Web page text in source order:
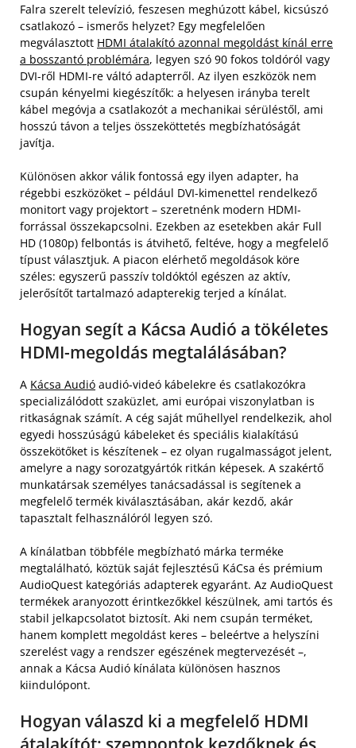
Falra szerelt televízió, feszesen meghúzott kábel, kicsúszó
csatlakozó – ismerős helyzet? Egy megfelelően
megválasztott HDMI átalakító azonnal megoldást kínál erre
a bosszantó problémára, legyen szó 90 fokos toldóról vagy
DVI-ről HDMI-re váltó adapterről. Az ilyen eszközök nem
csupán kényelmi kiegészítők: a helyesen irányba terelt
kábel megóvja a csatlakozót a mechanikai sérüléstől, ami
hosszú távon a teljes összeköttetés megbízhatóságát
javítja.
Különösen akkor válik fontossá egy ilyen adapter, ha
régebbi eszközöket – például DVI-kimenettel rendelkező
monitort vagy projektort – szeretnénk modern HDMI-
forrással összekapcsolni. Ezekben az esetekben akár Full
HD (1080p) felbontás is átvihető, feltéve, hogy a megfelelő
típust választjuk. A piacon elérhető megoldások köre
széles: egyszerű passzív toldóktól egészen az aktív,
jelerősítőt tartalmazó adapterekig terjed a kínálat.
Hogyan segít a Kácsa Audió a tökéletes
HDMI-megoldás megtalálásában?
A Kácsa Audió audió-videó kábelekre és csatlakozókra
specializálódott szaküzlet, ami európai viszonylatban is
ritkaságnak számít. A cég saját műhellyel rendelkezik, ahol
egyedi hosszúságú kábeleket és speciális kialakítású
összekötőket is készítenek – ez olyan rugalmasságot jelent,
amelyre a nagy sorozatgyártók ritkán képesek. A szakértő
munkatársak személyes tanácsadással is segítenek a
megfelelő termék kiválasztásában, akár kezdő, akár
tapasztalt felhasználóról legyen szó.
A kínálatban többféle megbízható márka terméke
megtalálható, köztük saját fejlesztésű KáCsa és prémium
AudioQuest kategóriás adapterek egyaránt. Az AudioQuest
termékek aranyozott érintkezőkkel készülnek, ami tartós és
stabil jelkapcsolatot biztosít. Aki nem csupán terméket,
hanem komplett megoldást keres – beleértve a helyszíni
szerelést vagy a rendszer egészének megtervezését –,
annak a Kácsa Audió kínálata különösen hasznos
kiindulópont.
Hogyan válaszd ki a megfelelő HDMI